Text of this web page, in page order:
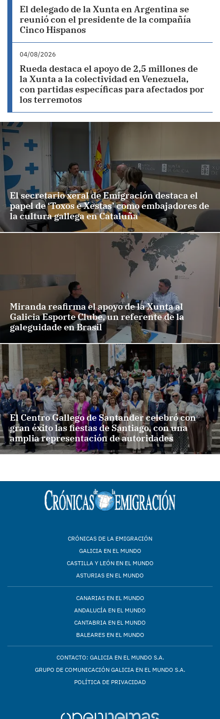
El delegado de la Xunta en Argentina se
reunió con el presidente de la compañía
Cinco Hispanos
04/08/2026
Rueda destaca el apoyo de 2,5 millones de
la Xunta a la colectividad en Venezuela,
con partidas específicas para afectados por
los terremotos
El secretario xeral de Emigración destaca el
papel de ‘Toxos e Xestas’ como embajadores de
la cultura gallega en Cataluña
Miranda reafirma el apoyo de la Xunta al
Galicia Esporte Clube, un referente de la
galeguidade en Brasil
El Centro Gallego de Santander celebró con
gran éxito las fiestas de Santiago, con una
amplia representación de autoridades
CRÓNICAS DE LA EMIGRACIÓN
GALICIA EN EL MUNDO
CASTILLA Y LEÓN EN EL MUNDO
ASTURIAS EN EL MUNDO
CANARIAS EN EL MUNDO
ANDALUCÍA EN EL MUNDO
CANTABRIA EN EL MUNDO
BALEARES EN EL MUNDO
CONTACTO: GALICIA EN EL MUNDO S.A.
GRUPO DE COMUNICACIÓN GALICIA EN EL MUNDO S.A.
POLÍTICA DE PRIVACIDAD